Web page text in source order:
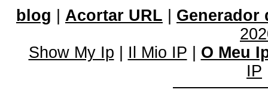
blog
Acortar URL
Generador
Show My Ip
Il Mio IP
O Meu
IP